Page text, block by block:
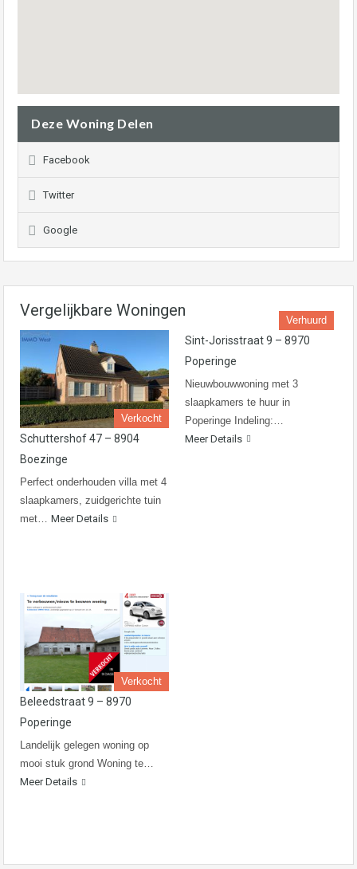
Deze Woning Delen
Facebook
Twitter
Google
Vergelijkbare Woningen
Verkocht
Schuttershof 47 – 8904
Boezinge
Perfect onderhouden villa met 4
slaapkamers, zuidgerichte tuin
met… Meer Details
Verhuurd
Sint-Jorisstraat 9 – 8970
Poperinge
Nieuwbouwwoning met 3
slaapkamers te huur in
Poperinge Indeling:…
Meer Details
Verkocht
Beleedstraat 9 – 8970
Poperinge
Landelijk gelegen woning op
mooi stuk grond Woning te…
Meer Details